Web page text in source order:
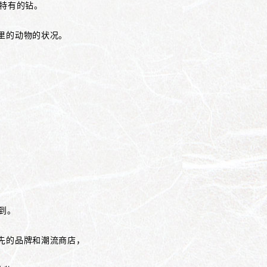
有的钻。
的动物的状况。
。
的品牌和潮流商店，